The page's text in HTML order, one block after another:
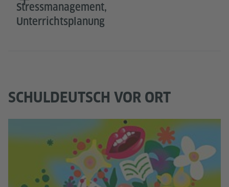
Stressmanagement,
Unterrichtsplanung
SCHULDEUTSCH VOR ORT